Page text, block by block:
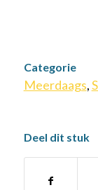
Categorie
Meerdaags,
Deel dit stuk